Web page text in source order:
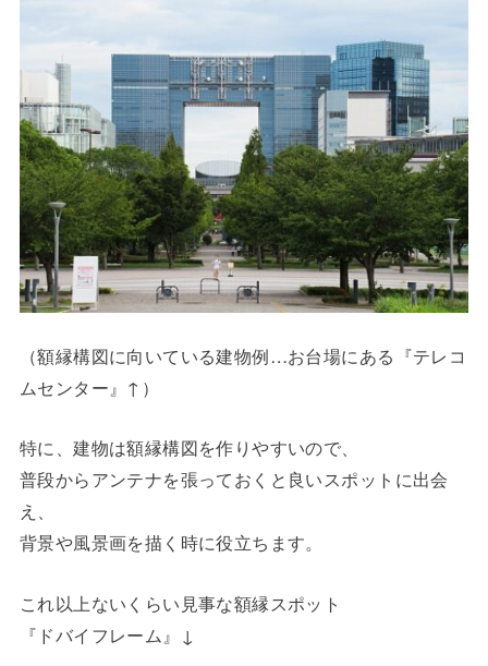
（額縁構図に向いている建物例…お台場にある『テレコ
ムセンター』↑）
特に、建物は額縁構図を作りやすいので、
普段からアンテナを張っておくと良いスポットに出会
え、
背景や風景画を描く時に役立ちます。
これ以上ないくらい見事な額縁スポット
『ドバイフレーム』↓